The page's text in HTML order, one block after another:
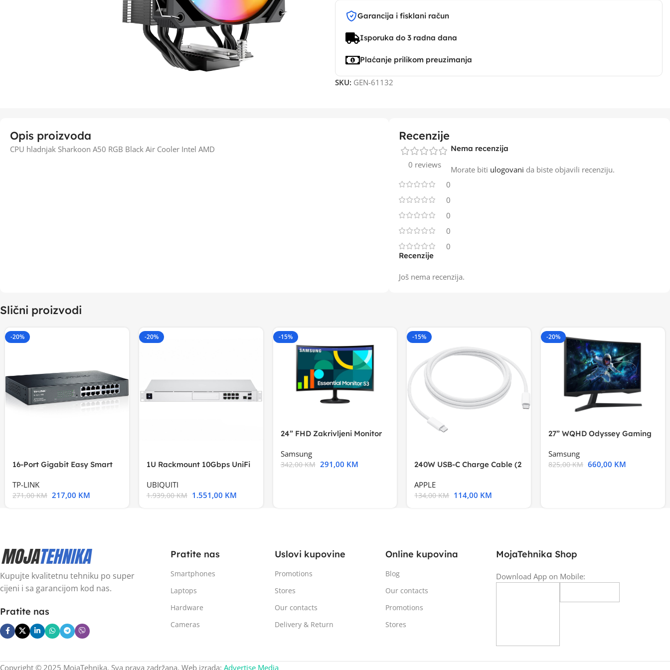
Garancija i fisklani račun
Isporuka do 3 radna dana
Plaćanje prilikom preuzimanja
SKU: GEN-61132
Opis proizvoda
CPU hladnjak Sharkoon A50 RGB Black Air Cooler Intel AMD
Recenzije
0 reviews
0
0
0
0
0
Recenzije
Još nema recenzija.
Nema recenzija
Morate biti ulogovani da biste objavili recenziju.
Slični proizvodi
-20%
16-Port Gigabit Easy Smart
TP-LINK
271,00KM 217,00 KM
-20%
1U Rackmount 10Gbps UniFi
UBIQUITI
1.939,00KM 1.551,00 KM
-15%
24” FHD Zakrivljeni Monitor
Samsung
342,00KM 291,00 KM
-15%
240W USB-C Charge Cable (2
APPLE
134,00KM 114,00 KM
-20%
27” WQHD Odyssey Gaming
Samsung
825,00KM 660,00 KM
Kupujte kvalitetnu tehniku po super
cijeni i sa garancijom kod nas.
Pratite nas
Pratite nas
Smartphones
Laptops
Hardware
Cameras
Uslovi kupovine
Promotions
Stores
Our contacts
Delivery & Return
Online kupovina
Blog
Our contacts
Promotions
Stores
MojaTehnika Shop
Download App on Mobile:
Copyright © 2025 MojaTehnika. Sva prava zadržana. Web izrada: Advertise Media